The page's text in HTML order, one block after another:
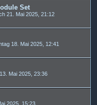
Set
21. Mai 2025, 21:12
18. Mai 2025, 12:41
Mai 2025, 23:36
2025, 15:23